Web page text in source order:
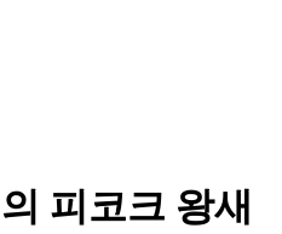
피코크 왕새